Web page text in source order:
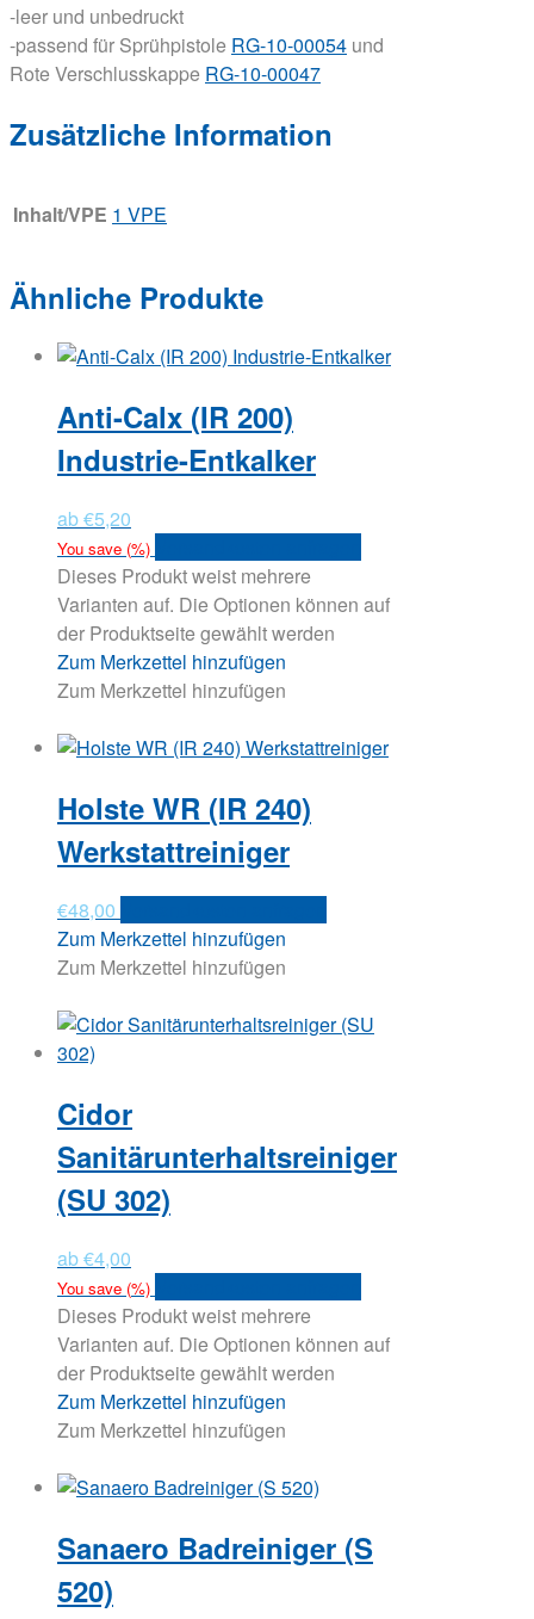
-leer und unbedruckt
-passend für Sprühpistole RG-10-00054 und
Rote Verschlusskappe RG-10-00047
Zusätzliche Information
Inhalt/VPE 1 VPE
Ähnliche Produkte
Anti-Calx (IR 200)
Industrie-Entkalker
ab€5,20
You save (%)
Dieses Produkt weist mehrere
Varianten auf. Die Optionen können auf
der Produktseite gewählt werden
Zum Merkzettel hinzufügen
Zum Merkzettel hinzufügen
Holste WR (IR 240)
Werkstattreiniger
€48,00
Zum Merkzettel hinzufügen
Zum Merkzettel hinzufügen
Cidor
Sanitärunterhaltsreiniger
(SU 302)
ab€4,00
You save (%)
Dieses Produkt weist mehrere
Varianten auf. Die Optionen können auf
der Produktseite gewählt werden
Zum Merkzettel hinzufügen
Zum Merkzettel hinzufügen
Sanaero Badreiniger (S
520)